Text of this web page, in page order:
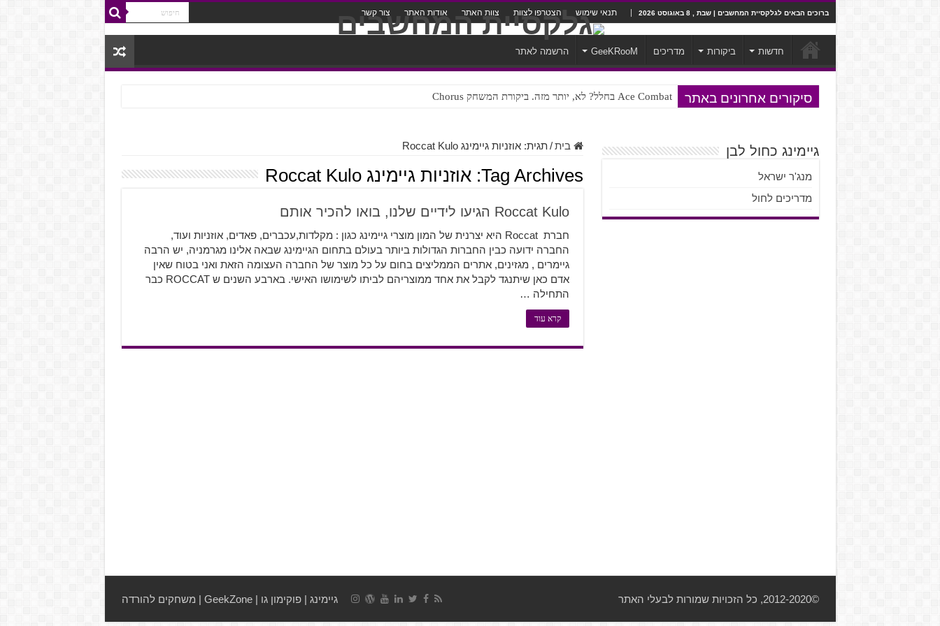
ברוכים הבאים לגלקסיית המחשבים | שבת , 8 באוגוסט 2026 תנאי שימוש הצטרפו לצוות צוות האתר אודות האתר צור קשר
חדשות ביקורות מדריכים GeeKRooM הרשמה לאתר
סיקורים אחרונים באתר Ace Combat בחלל? לא, יותר מזה. ביקורת המשחק Chorus
Steven Universe והשירים שתורגמו בצורה נוראית לעברית
בית / תגית:אוזניות גיימינג Roccat Kulo
Tag Archives: אוזניות גיימינג Roccat Kulo
Roccat Kulo הגיעו לידיים שלנו, בואו להכיר אותם
חברת Roccat היא יצרנית של המון מוצרי גיימינג כגון : מקלדות,עכברים, פאדים, אוזניות ועוד,
החברה ידועה כבין החברות הגדולות ביותר בעולם בתחום הגיימינג שבאה אלינו מגרמניה, יש הרבה
גיימרים , מגזינים, אתרים הממליצים בחום על כל מוצר של החברה העצומה הזאת ואני בטוח שאין
אדם כאן שיתנגד לקבל את אחד ממוצריהם לביתו לשימושו האישי. בארבע השנים ש ROCCAT כבר
התחילה …
קרא עוד
גיימינג כחול לבן
מנג'ר ישראל
מדריכים לחול
גיימינג |פוקימון גו |
GeekZone
| משחקים להורדה ©2012-2020, כל הזכויות שמורות לבעלי האתר